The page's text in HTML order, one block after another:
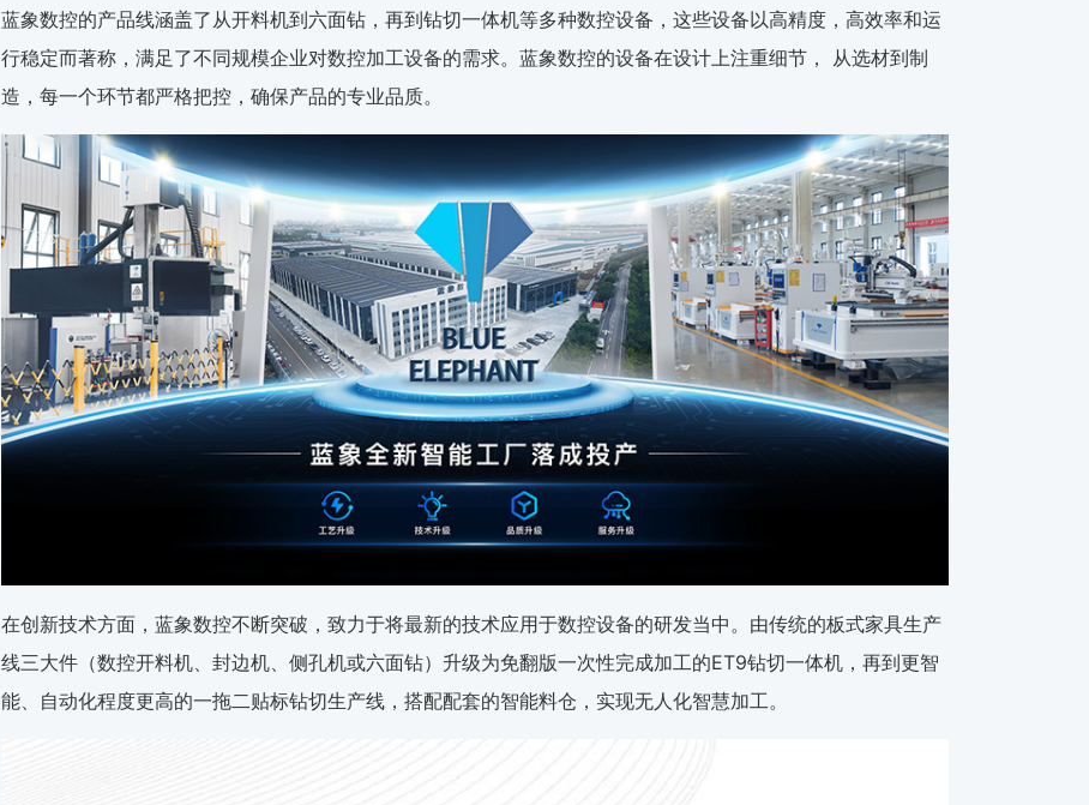
蓝象数控的产品线涵盖了从开料机到六面钻，再到钻切一体机等多种数控设备，这些设备以高精度，高效率和运
行稳定而著称，满足了不同规模企业对数控加工设备的需求。蓝象数控的设备在设计上注重细节， 从选材到制
造，每一个环节都严格把控，确保产品的专业品质。
在创新技术方面，蓝象数控不断突破，致力于将最新的技术应用于数控设备的研发当中。由传统的板式家具生产
线三大件（数控开料机、封边机、侧孔机或六面钻）升级为免翻版一次性完成加工的ET9钻切一体机，再到更智
能、自动化程度更高的一拖二贴标钻切生产线，搭配配套的智能料仓，实现无人化智慧加工。